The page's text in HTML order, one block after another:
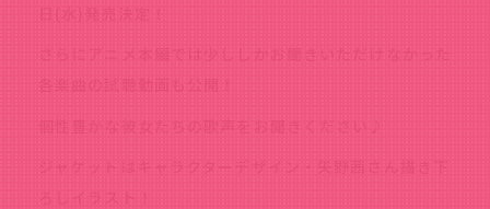
日(水)発売決定！
さらにアニメ本編では少ししかお聞きいただけなかった
各楽曲の試聴動画も公開！
個性豊かな彼女たちの歌声をお聞きください♪
ジャケットはキャラクターデザイン・矢野茜さん描き下
ろしイラスト！